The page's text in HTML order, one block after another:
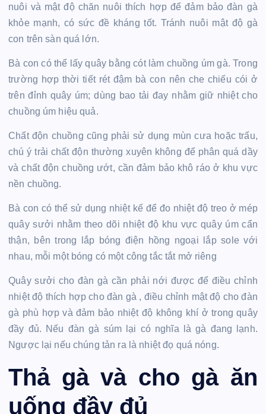
nuôi và mật độ chăn nuôi thích hợp để đảm bảo đàn gà
khỏe mạnh, có sức đề kháng tốt. Tránh nuôi mật độ gà
con trên sàn quá lớn.
Bà con có thể lấy quây bằng cót làm chuồng úm gà. Trong
trường hợp thời tiết rét đậm bà con nên che chiếu cói ở
trên đỉnh quây úm; dùng bao tải đay nhằm giữ nhiệt cho
chuồng úm hiệu quả.
Chất độn chuồng cũng phải sử dụng mùn cưa hoặc trấu,
chú ý trải chất độn thường xuyên không để phân quá dầy
và chất độn chuồng ướt, cần đảm bảo khô ráo ở khu vực
nền chuồng.
Bà con có thể sử dụng nhiệt kế để đo nhiệt độ treo ở mép
quây sưởi nhằm theo dõi nhiệt độ khu vực quây úm cẩn
thận, bên trong lắp bóng điện hồng ngoại lắp sole với
nhau, mỗi một bóng có một công tắc tắt mở riêng
Quây sưởi cho đàn gà cần phải nới được để điều chỉnh
nhiệt độ thích hợp cho đàn gà , điều chỉnh mật độ cho đàn
gà phù hợp và đảm bảo nhiệt độ không khí ở trong quây
đầy đủ. Nếu đàn gà súm lại có nghĩa là gà đang lạnh.
Ngược lại nếu chúng tản ra là nhiệt đọ quá nóng.
Thả gà và cho gà ăn
uống đầy đủ